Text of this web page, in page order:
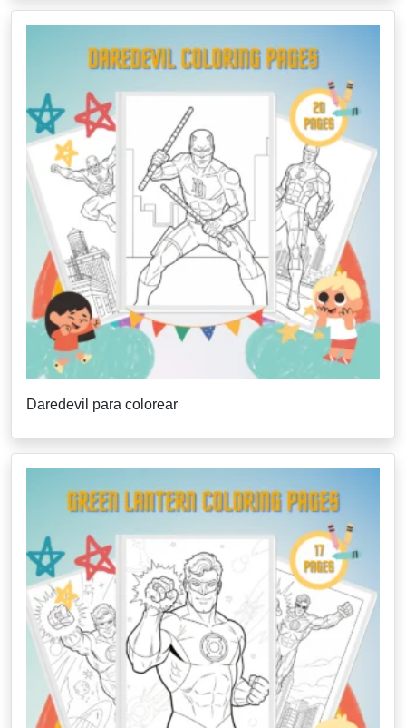
Daredevil para colorear